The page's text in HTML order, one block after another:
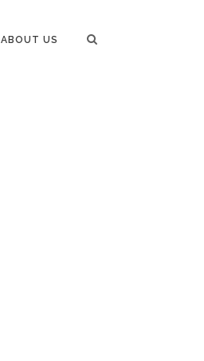
ABOUT US